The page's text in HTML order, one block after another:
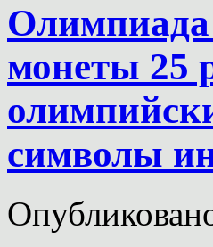
монеты 25
символы